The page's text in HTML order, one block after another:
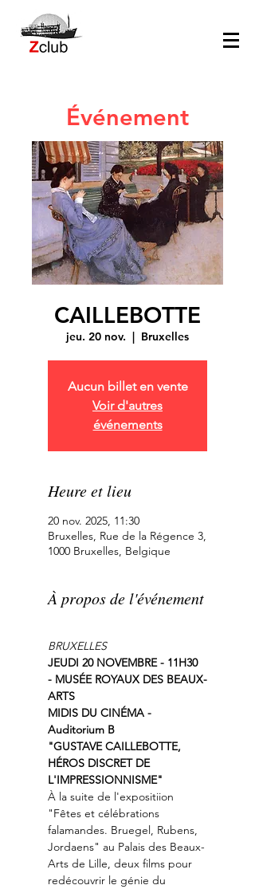
Événement
CAILLEBOTTE
jeu. 20 nov.
  |
Bruxelles
Aucun billet en vente
Voir d'autres
événements
Heure et lieu
20 nov. 2025, 11:30
Bruxelles, Rue de la Régence 3,
1000 Bruxelles, Belgique
À propos de l'événement
BRUXELLES
JEUDI 20 NOVEMBRE - 11H30
- MUSÉE ROYAUX DES BEAUX-
ARTS
MIDIS DU CINÉMA -
Auditorium B
"GUSTAVE CAILLEBOTTE,
HÉROS DISCRET DE
L'IMPRESSIONNISME"
À la suite de l'expositiion
"Fêtes et célébrations
falamandes. Bruegel, Rubens,
Jordaens" au Palais des Beaux-
Arts de Lille, deux films pour
redécouvrir le génie du